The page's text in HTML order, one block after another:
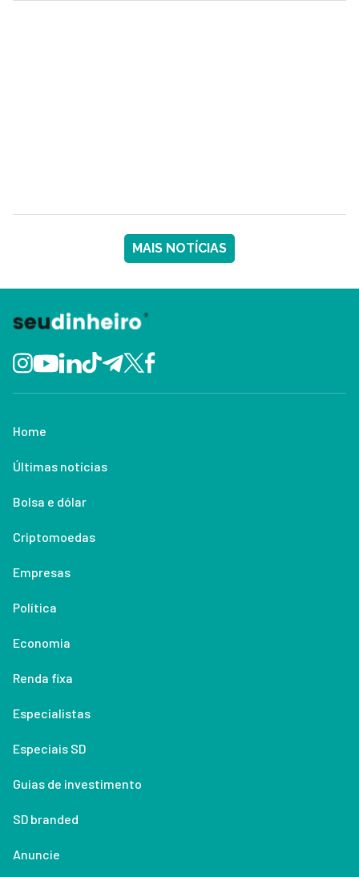
MAIS NOTÍCIAS
Home
Últimas notícias
Bolsa e dólar
Criptomoedas
Empresas
Política
Economia
Renda fixa
Especialistas
Especiais SD
Guias de investimento
SD branded
Anuncie